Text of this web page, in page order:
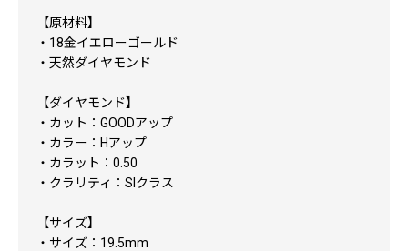
【原材料】
・18金イエローゴールド
・天然ダイヤモンド
【ダイヤモンド】
・カット：GOODアップ
・カラー：Hアップ
・カラット：0.50
・クラリティ：SIクラス
【サイズ】
・サイズ：19.5mm